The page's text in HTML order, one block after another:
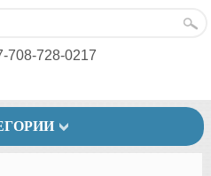
708-728-0217